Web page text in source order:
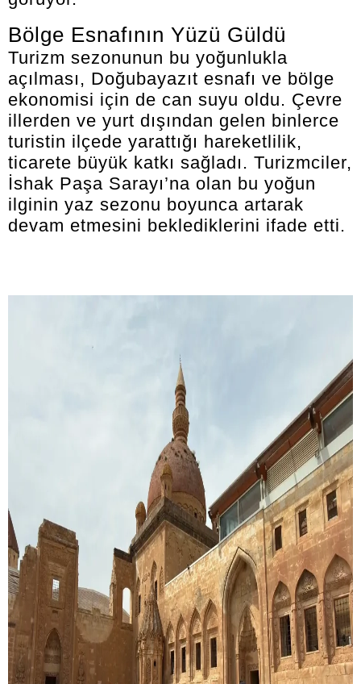
Bölge Esnafının Yüzü Güldü
Turizm sezonunun bu yoğunlukla
açılması, Doğubayazıt esnafı ve bölge
ekonomisi için de can suyu oldu. Çevre
illerden ve yurt dışından gelen binlerce
turistin ilçede yarattığı hareketlilik,
ticarete büyük katkı sağladı. Turizmciler,
İshak Paşa Sarayı’na olan bu yoğun
ilginin yaz sezonu boyunca artarak
devam etmesini beklediklerini ifade etti.